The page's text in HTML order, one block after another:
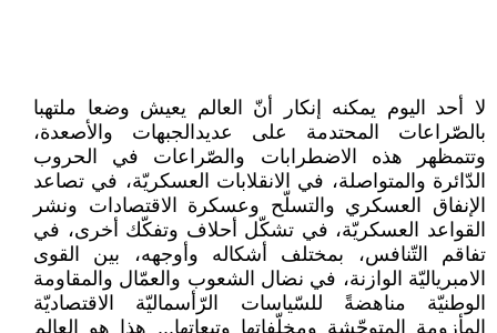
لا أحد اليوم يمكنه إنكار أنّ العالم يعيش وضعا ملتهبا
بالصّراعات المحتدمة على عديدالجبهات والأصعدة،
وتتمظهر هذه الاضطرابات والصّراعات في الحروب
الدّائرة والمتواصلة، في الانقلابات العسكريّة، في تصاعد
الإنفاق العسكري والتسلّح وعسكرة الاقتصادات ونشر
القواعد العسكريّة، في تشكّل أحلاف وتفكّك أخرى، في
تفاقم التّنافس، بمختلف أشكاله وأوجهه، بين القوى
الامبرياليّة الوازنة، في نضال الشعوب والعمّال والمقاومة
الوطنيّة مناهضةً للسّياسات الرّأسماليّة الاقتصاديّة
المأزومة المتوحّشة ومخلّفاتها وتبعاتها... هذا هو العالم